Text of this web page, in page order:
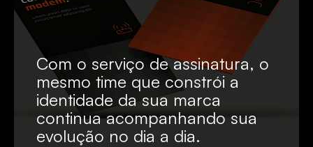
Com o serviço de assinatura, o
mesmo time que constrói a
identidade da sua marca
continua acompanhando sua
evolução no dia a dia.